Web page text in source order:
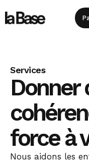
principal
Services
Donner
force à
Nous aidons les